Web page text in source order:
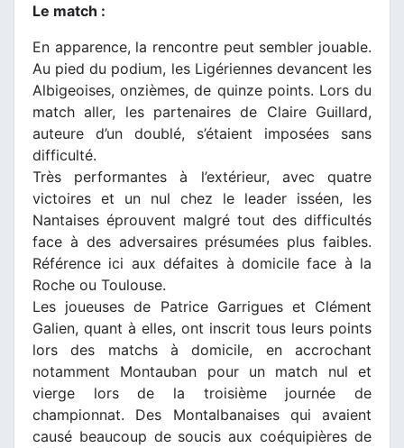
Le match :
En apparence, la rencontre peut sembler jouable.
Au pied du podium, les Ligériennes devancent les
Albigeoises, onzièmes, de quinze points. Lors du
match aller, les partenaires de Claire Guillard,
auteure d’un doublé, s’étaient imposées sans
difficulté.
Très performantes à l’extérieur, avec quatre
victoires et un nul chez le leader isséen, les
Nantaises éprouvent malgré tout des difficultés
face à des adversaires présumées plus faibles.
Référence ici aux défaites à domicile face à la
Roche ou Toulouse.
Les joueuses de Patrice Garrigues et Clément
Galien, quant à elles, ont inscrit tous leurs points
lors des matchs à domicile, en accrochant
notamment Montauban pour un match nul et
vierge lors de la troisième journée de
championnat. Des Montalbanaises qui avaient
causé beaucoup de soucis aux coéquipières de